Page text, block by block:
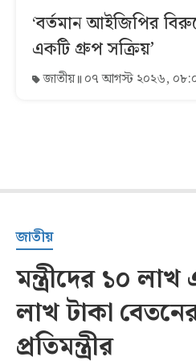
‘বর্তমান আইজিপির
একটি গ্রুপ সক্রিয়’
জাতীয় ০৭ আগস্ট ২০২৬,
জাতীয়
মন্ত্রীদের ১০
লাখ টাকা
প্রতিমন্ত্রীর